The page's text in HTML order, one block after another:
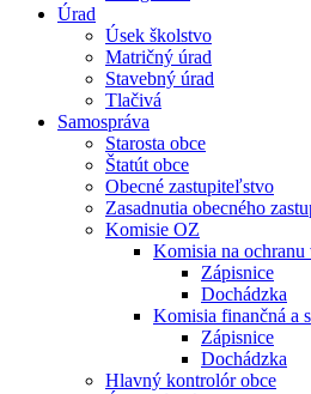
Úrad
Úsek školstvo
Matričný úrad
Stavebný úrad
Tlačivá
Samospráva
Starosta obce
Štatút obce
Obecné zastupiteľstvo
Zasadnutia obecného
Komisie OZ
Komisia na ochranu
Zápisnice
Dochádzka
Komisia finančná a
Zápisnice
Dochádzka
Hlavný kontrolór obce